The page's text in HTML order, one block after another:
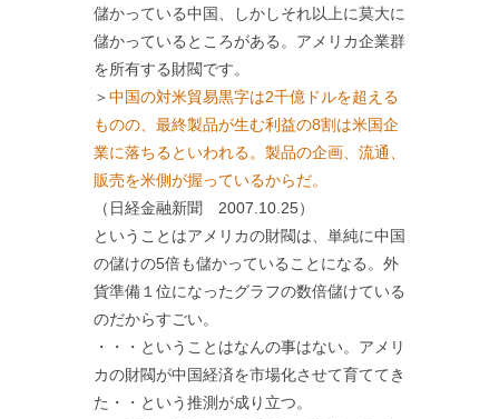
儲かっている中国、しかしそれ以上に莫大に
儲かっているところがある。アメリカ企業群
を所有する財閥です。
＞中国の対米貿易黒字は2千億ドルを超える
ものの、最終製品が生む利益の8割は米国企
業に落ちるといわれる。製品の企画、流通、
販売を米側が握っているからだ。
（日経金融新聞 2007.10.25）
ということはアメリカの財閥は、単純に中国
の儲けの5倍も儲かっていることになる。外
貨準備１位になったグラフの数倍儲けている
のだからすごい。
・・・ということはなんの事はない。アメリ
カの財閥が中国経済を市場化させて育ててき
た・・という推測が成り立つ。